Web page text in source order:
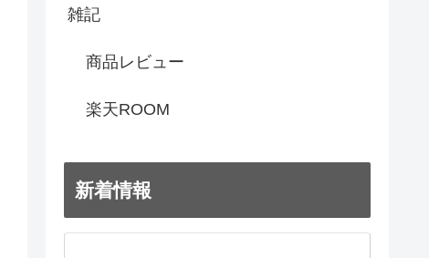
雑記
商品レビュー
楽天ROOM
新着情報